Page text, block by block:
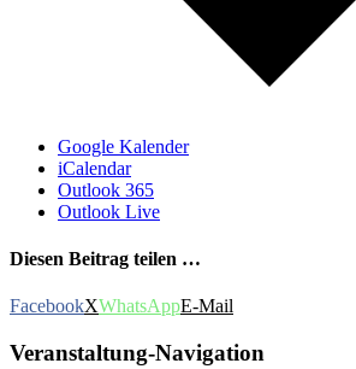
Google Kalender
iCalendar
Outlook 365
Outlook Live
Diesen Beitrag teilen …
FacebookXWhatsAppE-Mail
Veranstaltung-Navigation